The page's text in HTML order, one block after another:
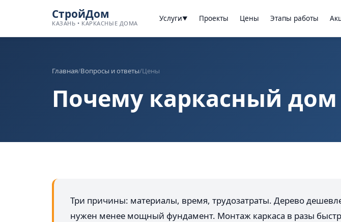
СтройДом
КАЗАНЬ • КАРКАСНЫЕ ДОМА
Услуги▼ Проекты Цены Этапы работы
Главная/Вопросы и ответы/Цены
Почему каркасный
Три причины: материалы, время, трудозатраты. Дерево
нужен менее мощный фундамент. Монтаж каркаса в разы